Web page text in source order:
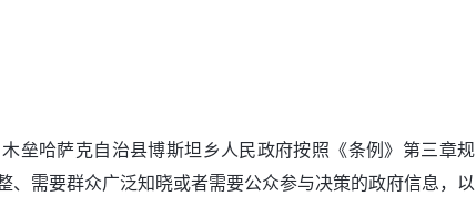
垒哈萨克自治县博斯坦乡人民政府按照《条例》第三章规
、需要群众广泛知晓或者需要公众参与决策的政府信息，以